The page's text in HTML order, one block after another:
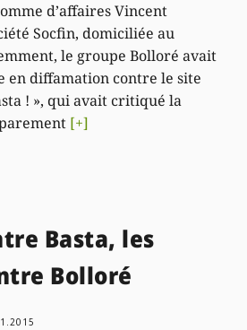
d’affaires Vincent
Socfin, domiciliée au
le groupe Bolloré avait
en diffamation contre le site
! », qui avait critiqué la
[+]
Basta, les
Bolloré